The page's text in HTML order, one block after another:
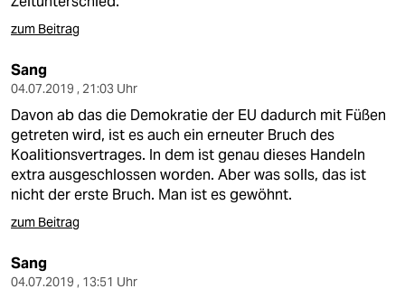
zum Beitrag
Sang
04.07.2019 , 21:03 Uhr
Davon ab das die Demokratie der EU dadurch mit Füßen
getreten wird, ist es auch ein erneuter Bruch des
Koalitionsvertrages. In dem ist genau dieses Handeln
extra ausgeschlossen worden. Aber was solls, das ist
nicht der erste Bruch. Man ist es gewöhnt.
zum Beitrag
Sang
04.07.2019 , 13:51 Uhr